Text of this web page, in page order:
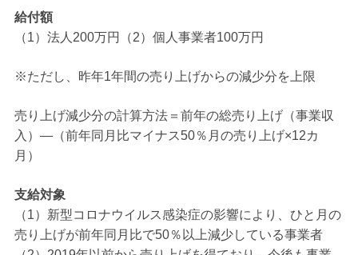
給付額
（1）法人200万円（2）個人事業者100万円
※ただし、昨年1年間の売り上げからの減少分を上限
売り上げ減少分の計算方法＝前年の総売り上げ（事業収
入）―（前年同月比マイナス50％月の売り上げ×12カ
月）
支給対象
（1）新型コロナウイルス感染症の影響により、ひと月の
売り上げが前年同月比で50％以上減少している事業者